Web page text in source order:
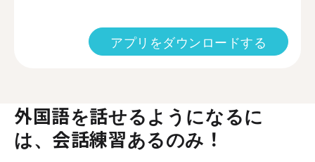
アプリをダウンロードする
外国語を話せるようになるに
は、会話練習あるのみ！